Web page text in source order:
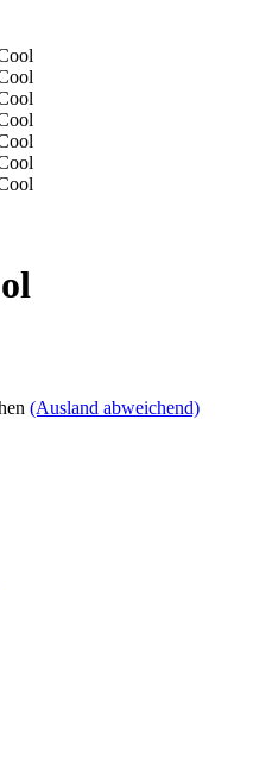
(Ausland abweichend)